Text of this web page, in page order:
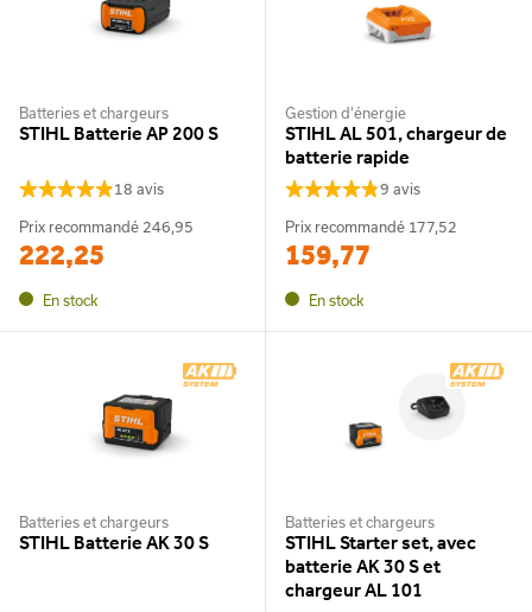
Batteries et chargeurs
STIHL Batterie AP 200 S
18 avis
Prix recommandé 246,95
222,25
En stock
Gestion d'énergie
STIHL AL 501, chargeur de
batterie rapide
9 avis
Prix recommandé 177,52
159,77
En stock
Batteries et chargeurs
STIHL Batterie AK 30 S
Batteries et chargeurs
STIHL Starter set, avec
batterie AK 30 S et
chargeur AL 101